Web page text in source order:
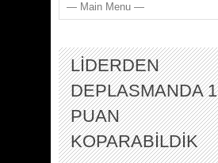
LİDERDEN
DEPLASMANDA 1
PUAN
KOPARABİLDİK